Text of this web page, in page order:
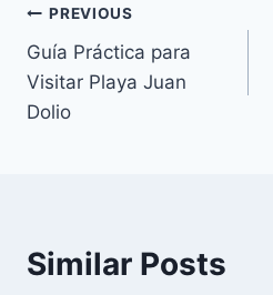
Navegación
de
entradas
PREVIOUS
Guía Práctica para
Visitar Playa Juan
Dolio
Similar Posts